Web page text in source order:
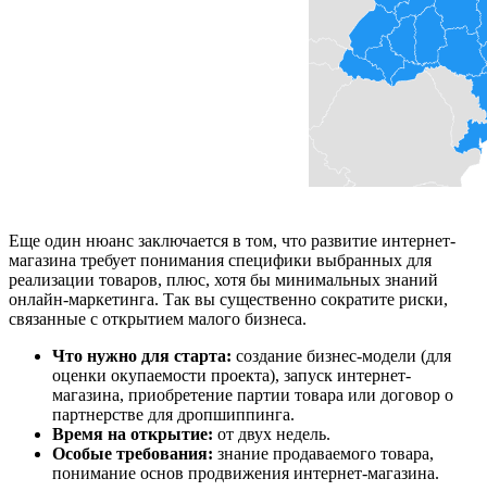
Еще один нюанс заключается в том, что развитие интернет-
магазина требует понимания специфики выбранных для
реализации товаров, плюс, хотя бы минимальных знаний
онлайн-маркетинга. Так вы существенно сократите риски,
связанные с открытием малого бизнеса.
Что нужно для старта: создание бизнес-модели (для
оценки окупаемости проекта), запуск интернет-
магазина, приобретение партии товара или договор о
партнерстве для дропшиппинга.
Время на открытие: от двух недель.
Особые требования: знание продаваемого товара,
понимание основ продвижения интернет-магазина.